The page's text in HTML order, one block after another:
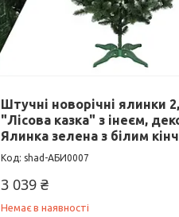
Штучні новорічні ялинки
"Лісова казка" з інеєм,
Ялинка зелена з білим
shad-АБИ0007
3 039 ₴
Немає в наявності